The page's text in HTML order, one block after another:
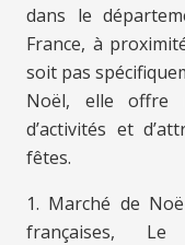
dans le
France, à
soit pas
Noël, elle offre
d’activités et
fêtes.
1. Marché de
françaises, Le